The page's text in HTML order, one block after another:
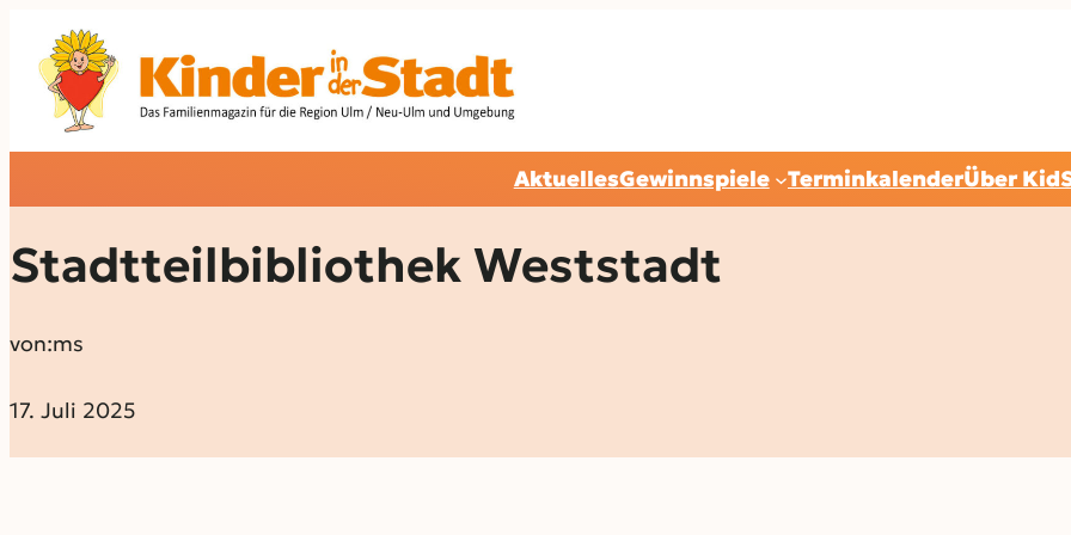
AktuellesGewinnspiele TerminkalenderÜber
Stadtteilbibliothek Weststadt
von:ms
17. Juli 2025